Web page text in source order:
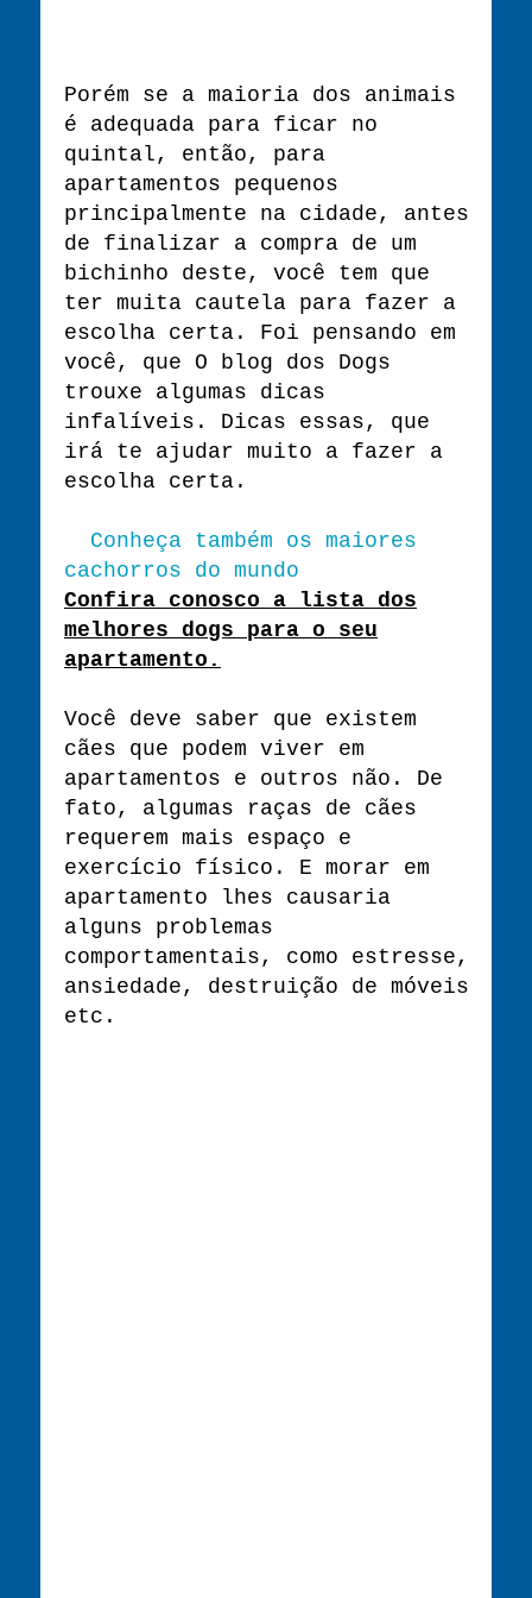
Porém se a maioria dos animais
é adequada para ficar no
quintal, então, para
apartamentos pequenos
principalmente na cidade, antes
de finalizar a compra de um
bichinho deste, você tem que
ter muita cautela para fazer a
escolha certa. Foi pensando em
você, que O blog dos Dogs
trouxe algumas dicas
infalíveis. Dicas essas, que
irá te ajudar muito a fazer a
escolha certa.
Conheça também os maiores
cachorros do mundo
Confira conosco a lista dos
melhores dogs para o seu
apartamento.
Você deve saber que existem
cães que podem viver em
apartamentos e outros não. De
fato, algumas raças de cães
requerem mais espaço e
exercício físico. E morar em
apartamento lhes causaria
alguns problemas
comportamentais, como estresse,
ansiedade, destruição de móveis
etc.